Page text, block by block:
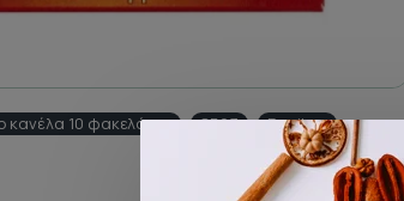
κανέλα 10 φακελάκια 8523 Rooibos